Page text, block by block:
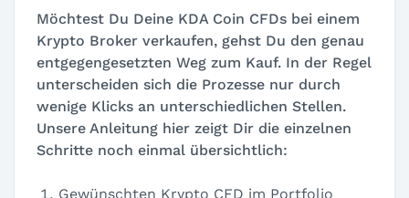
Möchtest Du Deine KDA Coin CFDs bei einem
Krypto Broker verkaufen, gehst Du den genau
entgegengesetzten Weg zum Kauf. In der Regel
unterscheiden sich die Prozesse nur durch
wenige Klicks an unterschiedlichen Stellen.
Unsere Anleitung hier zeigt Dir die einzelnen
Schritte noch einmal übersichtlich:
Gewünschten Krypto CFD im Portfolio